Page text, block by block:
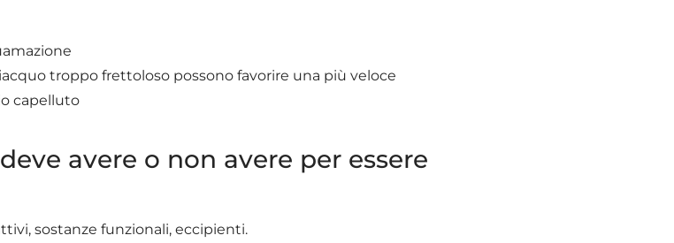
troppo frettoloso possono favorire una più veloce
capelluto
avere o non avere per essere
sostanze funzionali, eccipienti.